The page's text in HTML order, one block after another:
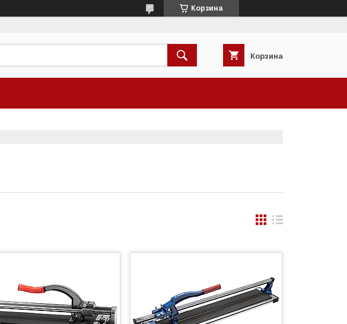
Корзина
Корзина